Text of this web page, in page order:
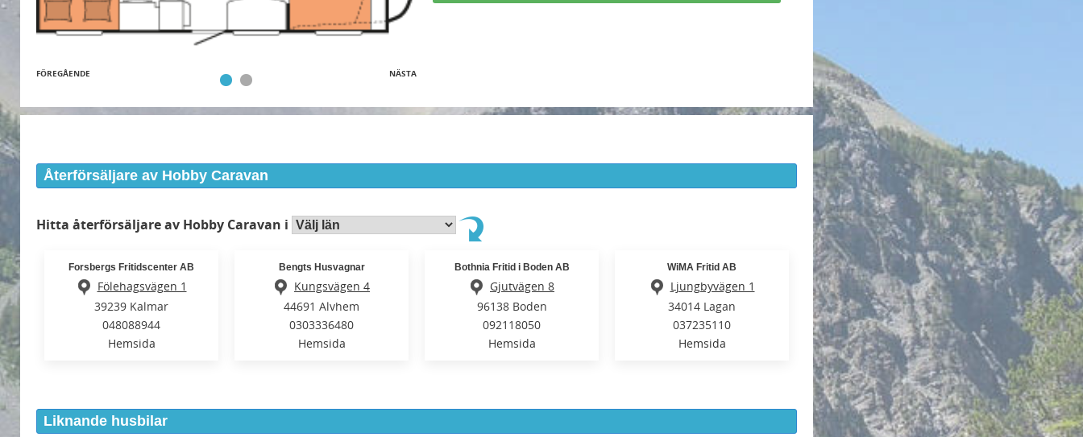
FÖREGÅENDE NÄSTA
Återförsäljare av Hobby Caravan
Hitta återförsäljare av Hobby Caravan i
Forsbergs Fritidscenter AB
Fölehagsvägen 1
39239 Kalmar
048088944
Hemsida
Bengts Husvagnar
Kungsvägen 4
44691 Alvhem
0303336480
Hemsida
Bothnia Fritid i Boden AB
Gjutvägen 8
96138 Boden
092118050
Hemsida
WiMA Fritid AB
Ljungbyvägen 1
34014 Lagan
037235110
Hemsida
Liknande husbilar